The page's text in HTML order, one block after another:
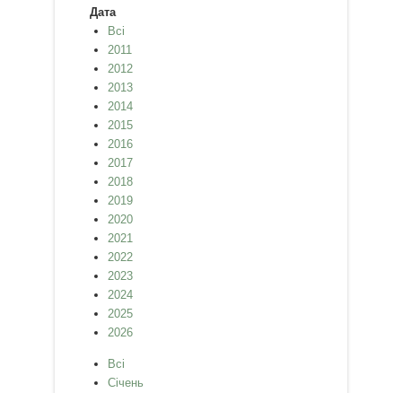
Дата
Всі
2011
2012
2013
2014
2015
2016
2017
2018
2019
2020
2021
2022
2023
2024
2025
2026
Всі
Січень